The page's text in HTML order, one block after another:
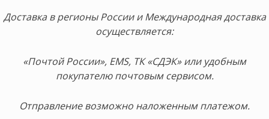
Доставка в регионы России и Международная доставка
осуществляется:
«Почтой России», EMS, ТК «СДЭК» или удобным
покупателю почтовым сервисом.
Отправление возможно наложенным платежом.